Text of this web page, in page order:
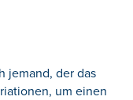
jemand, der das
um einen